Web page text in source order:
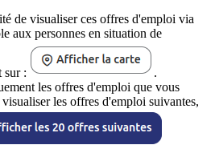
de visualiser ces offres d'emploi via
aux personnes en situation de
sur :
.
les offres d'emploi que vous
les offres d'emploi suivantes,